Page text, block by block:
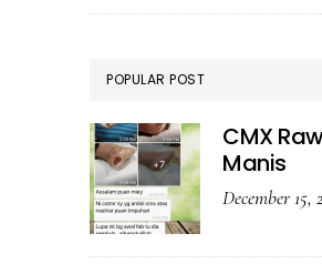
POPULAR POST
CMX
Manis
December 15,